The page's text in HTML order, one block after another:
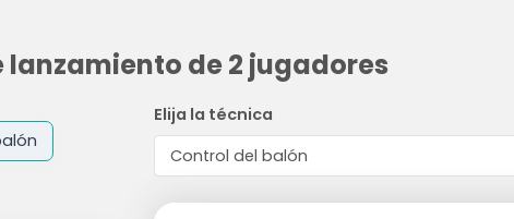
de 2 jugadores
Elija la técnica